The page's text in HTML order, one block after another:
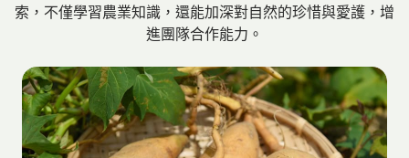
索，不僅學習農業知識，還能加深對自然的珍惜與愛護，增
進團隊合作能力。